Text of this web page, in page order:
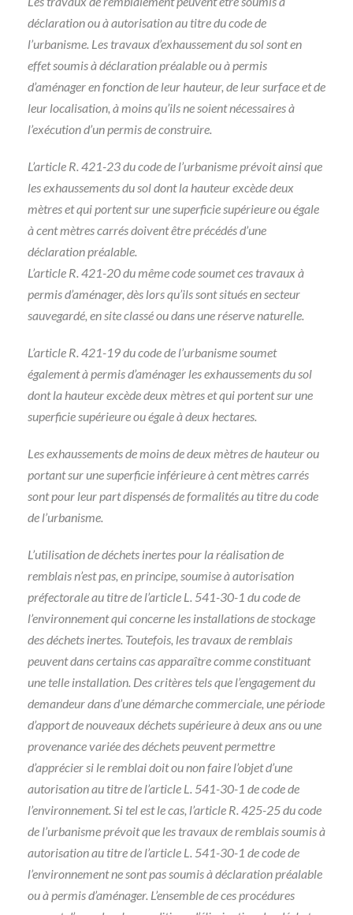
déclaration ou à autorisation au titre du code de
l’urbanisme. Les travaux d’exhaussement du sol sont en
effet soumis à déclaration préalable ou à permis
d’aménager en fonction de leur hauteur, de leur surface et de
leur localisation, à moins qu’ils ne soient nécessaires à
l’exécution d’un permis de construire.
L’article R. 421-23 du code de l’urbanisme prévoit ainsi que
les exhaussements du sol dont la hauteur excède deux
mètres et qui portent sur une superficie supérieure ou égale
à cent mètres carrés doivent être précédés d’une
déclaration préalable.
L’article R. 421-20 du même code soumet ces travaux à
permis d’aménager, dès lors qu’ils sont situés en secteur
sauvegardé, en site classé ou dans une réserve naturelle.
L’article R. 421-19 du code de l’urbanisme soumet
également à permis d’aménager les exhaussements du sol
dont la hauteur excède deux mètres et qui portent sur une
superficie supérieure ou égale à deux hectares.
Les exhaussements de moins de deux mètres de hauteur ou
portant sur une superficie inférieure à cent mètres carrés
sont pour leur part dispensés de formalités au titre du code
de l’urbanisme.
L’utilisation de déchets inertes pour la réalisation de
remblais n’est pas, en principe, soumise à autorisation
préfectorale au titre de l’article L. 541-30-1 du code de
l’environnement qui concerne les installations de stockage
des déchets inertes. Toutefois, les travaux de remblais
peuvent dans certains cas apparaître comme constituant
une telle installation. Des critères tels que l’engagement du
demandeur dans d’une démarche commerciale, une période
d’apport de nouveaux déchets supérieure à deux ans ou une
provenance variée des déchets peuvent permettre
d’apprécier si le remblai doit ou non faire l’objet d’une
autorisation au titre de l’article L. 541-30-1 de code de
l’environnement. Si tel est le cas, l’article R. 425-25 du code
de l’urbanisme prévoit que les travaux de remblais soumis à
autorisation au titre de l’article L. 541-30-1 de code de
l’environnement ne sont pas soumis à déclaration préalable
ou à permis d’aménager. L’ensemble de ces procédures